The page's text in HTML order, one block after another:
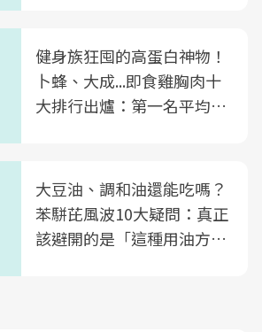
健身族狂囤的高蛋白神物！
卜蜂、大成...即食雞胸肉十
大排行出爐：第一名平均一
大豆油、調和油還能吃嗎？
苯駢芘風波10大疑問：真正
該避開的是「這種用油方